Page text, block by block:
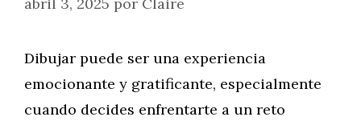
Dibujar puede ser una experiencia
emocionante y gratificante, especialmente
cuando decides enfrentarte a un reto